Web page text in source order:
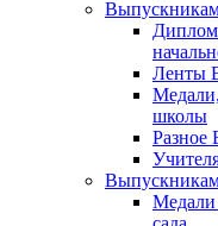
Ленты
школы
Разное
Выпускникам
Медали